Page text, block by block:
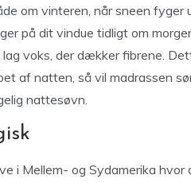
om vinteren, når sneen fyger
på dit vindue tidligt om
voks, der dækker fibrene.
af natten, så vil madrassen
nattesøvn.
i Mellem- og Sydamerika